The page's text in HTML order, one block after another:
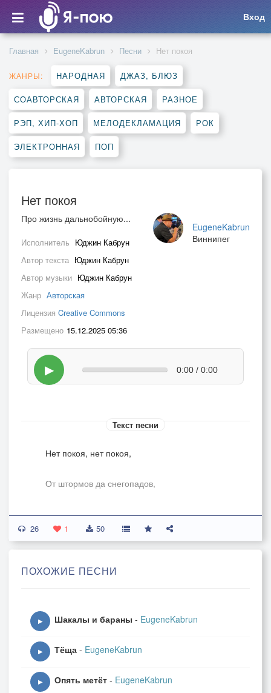
Вход
Главная EugeneKabrun Песни Нет покоя
ЖАНРЫ: НАРОДНАЯ ДЖАЗ, БЛЮЗ
СОАВТОРСКАЯ АВТОРСКАЯ РАЗНОЕ
РЭП, ХИП-ХОП МЕЛОДЕКЛАМАЦИЯ РОК
ЭЛЕКТРОННАЯ ПОП
Нет покоя
EugeneKabrun
Виннипег
Про жизнь дальнобойную...
Исполнитель Юджин Кабрун
Автор текста Юджин Кабрун
Автор музыки Юджин Кабрун
Жанр Авторская
Лицензия Creative Commons
Размещено 15.12.2025 05:36
▶ 0:00 / 0:00
Текст песни
­Нет покоя, нет покоя,
От штормов да снегопадов,
То дорогу перекроют,
То разроют где не надо.
26 1 50
ПОХОЖИЕ ПЕСНИ
▶ Шакалы и бараны - EugeneKabrun
▶ Тёща - EugeneKabrun
▶ Опять метёт - EugeneKabrun